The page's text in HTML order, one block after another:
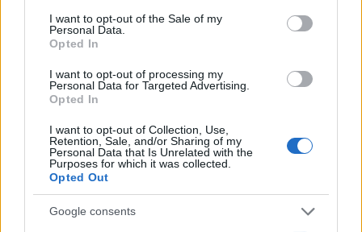
consent section.
I want to opt-out of the Sale of my
Personal Data.
Opted In
I want to opt-out of processing my
Personal Data for Targeted Advertising.
Opted In
I want to opt-out of Collection, Use,
Retention, Sale, and/or Sharing of my
Personal Data that Is Unrelated with the
Purposes for which it was collected.
Opted Out
Google consents
I nostri cari
I nostri cari